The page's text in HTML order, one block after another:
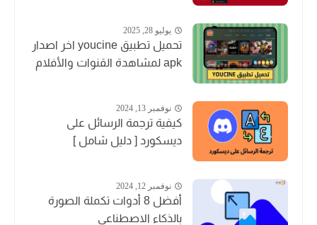
يوليو 28, 2025
تحميل تطبيق youcine اخر اصدار
apk لمشاهدة القنوات والأفلام
نوفمبر 13, 2024
كيفية ترجمة الرسائل على
ديسكورد [ دليل شامل ]
نوفمبر 12, 2024
أفضل 8 أدوات تكملة الصورة
بالذكاء الاصطناعي